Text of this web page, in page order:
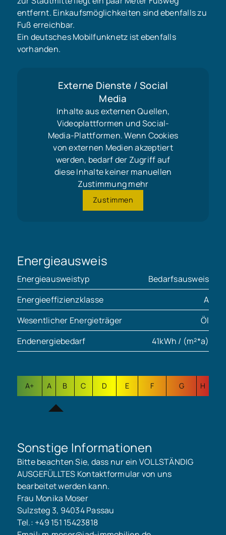
entfernt. Einkaufsmöglichkeiten sind ebenfalls zu
Fuß erreichbar.
Ein deutsches Mobilfunknetz ist ebenfalls
vorhanden.
Externe Dienste / Social
Media
Inhalte aus externen Quellen,
Videoplattformen und Social-
Media-Plattformen. Wenn Cookies
von externen Medien akzeptiert
werden, bedarf der Zugriff auf
diese Inhalte keiner manuellen
Zustimmung mehr
Zustimmen
Energieausweis
Energieausweistyp
Bedarfsausweis
Energieeffizienzklasse
A
Wesentlicher Energieträger
Öl
Endenergiebedarf
41kWh / (m²*a)
A+ A B C D E F G H
Sonstige Informationen
Bitte beachten Sie, dass nur ein VOLLSTÄNDIG
AUSGEFÜLLTES Kontaktformular von uns
bearbeitet werden kann.
Frau Monika Moser
Sulzsteg 3, 94034 Passau
Tel.: +49 151 15423818